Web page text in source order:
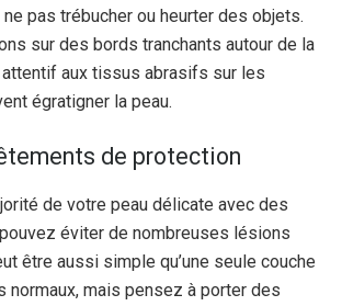
pas trébucher ou heurter des objets.
sur des bords tranchants autour de la
aux tissus abrasifs sur les
égratigner la peau.
de protection
de votre peau délicate avec des
éviter de nombreuses lésions
être aussi simple qu’une seule couche
normaux, mais pensez à porter des